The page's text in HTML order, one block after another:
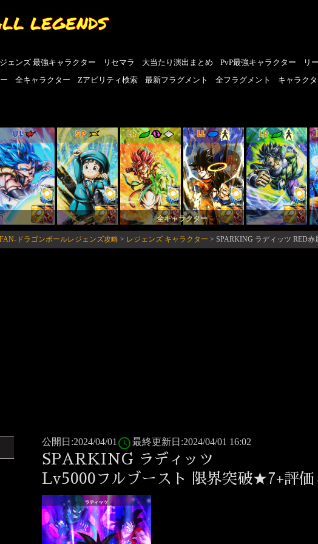
LEGENDS
ェンズ 最強キャラクター リセマラ 大当たり演出まとめ PvP最強キャラクター リ
全キャラクター Zアビリティ検索 最新フラグメント 全フラグメント キャラク
UL SP LR LL LR
全キャラクター
ドラゴンボールレジェンズ攻略 > レジェンズ キャラクター > SPARKING ラディッツ RED赤
公開日:2024/04/01 access_time 最終更新日:2024/04/01 16:02
SPARKING ラディッツ
Lv5000フルブースト 限界突破★7+評価